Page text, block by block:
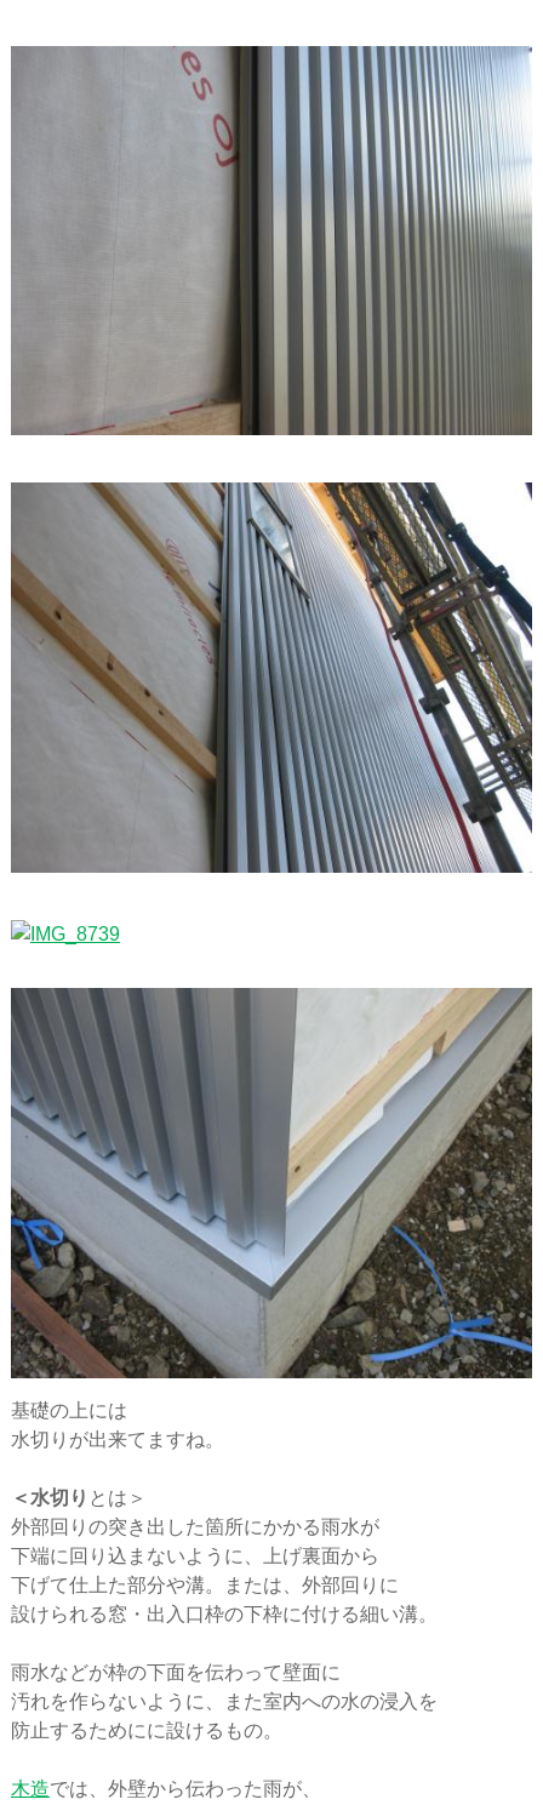
基礎の上には
水切りが出来てますね。
＜水切り とは＞
外部回りの突き出した箇所にかかる雨水が
下端に回り込まないように、上げ裏面から
下げて仕上た部分や溝。または、外部回りに
設けられる窓・出入口枠の下枠に付ける細い溝。
雨水などが枠の下面を伝わって壁面に
汚れを作らないように、また室内への水の浸入を
防止するためにに設けるもの。
木造では、外壁から伝わった雨が、